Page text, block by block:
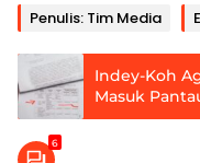
Penulis: Tim Media
Indey-Koh
Masuk
6